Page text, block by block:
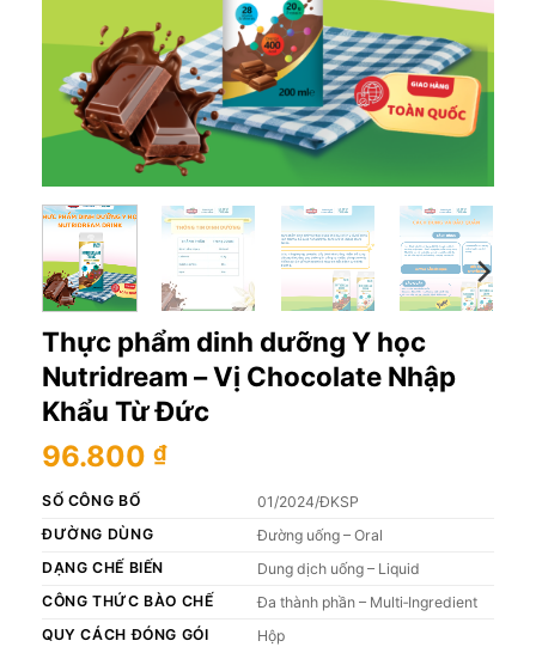
Thực phẩm dinh dưỡng Y học
Nutridream – Vị Chocolate Nhập
Khẩu Từ Đức
96.800 ₫
SỐ CÔNG BỐ
01/2024/ĐKSP
ĐƯỜNG DÙNG
Đường uống – Oral
DẠNG CHẾ BIẾN
Dung dịch uống – Liquid
CÔNG THỨC BÀO CHẾ
Đa thành phần – Multi‑Ingredient
QUY CÁCH ĐÓNG GÓI
Hộp